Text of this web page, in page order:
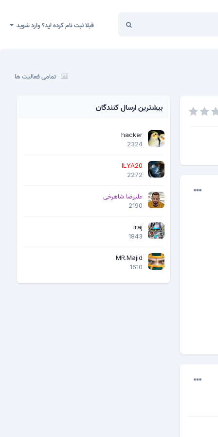
قبلا ثبت نام کرده اید؟ وارد شوید
تمامی فعالیت ها
بیشترین ارسال کنندگان
hacker
2324
ILYA20
2272
علیرضا شاهرخی
2190
iraj
1843
MR.Majid
1610